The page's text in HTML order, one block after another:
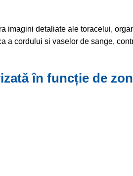
imagini detaliate ale toracelui,
a cordului si vaselor de sange,
în funcție de